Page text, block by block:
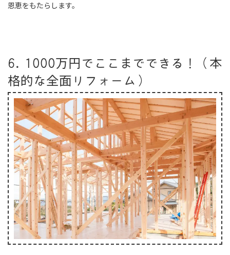
恩恵をもたらします。
6. 1000万円でここまでできる！（本
格的な全面リフォーム）